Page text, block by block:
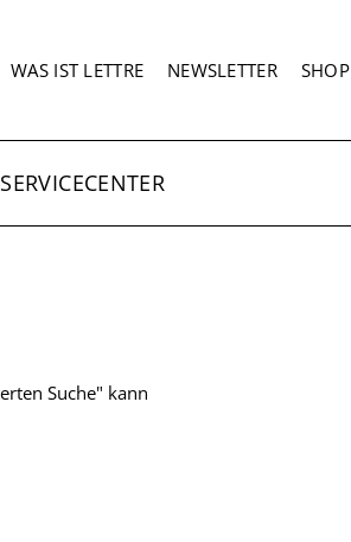
SEKUNDÄRNAVIGATION
WAS IST LETTRE NEWSLETTER SHOP
SERVICECENTER
Suche" kann